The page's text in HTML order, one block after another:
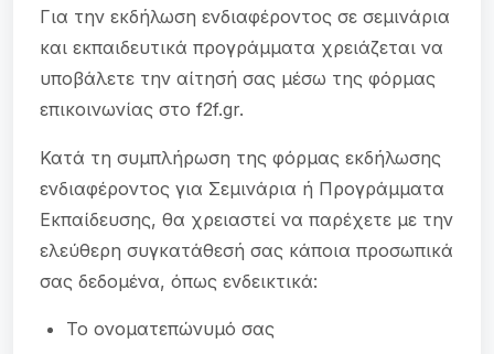
Για την εκδήλωση ενδιαφέροντος σε σεμινάρια
και εκπαιδευτικά προγράμματα χρειάζεται να
υποβάλετε την αίτησή σας μέσω της φόρμας
επικοινωνίας στο f2f.gr.
Κατά τη συμπλήρωση της φόρμας εκδήλωσης
ενδιαφέροντος για Σεμινάρια ή Προγράμματα
Εκπαίδευσης, θα χρειαστεί να παρέχετε με την
ελεύθερη συγκατάθεσή σας κάποια προσωπικά
σας δεδομένα, όπως ενδεικτικά:
Το ονοματεπώνυμό σας